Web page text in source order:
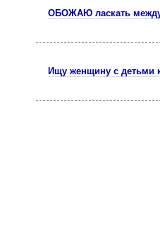
ОБОЖАЮ ласкать
Ищу женщину с детьми